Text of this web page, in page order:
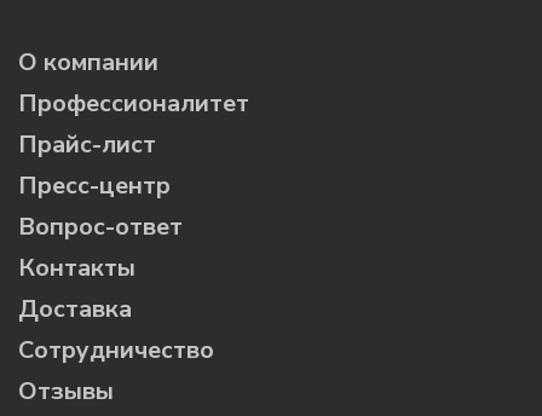
О компании
Профессионалитет
Прайс-лист
Пресс-центр
Вопрос-ответ
Контакты
Доставка
Сотрудничество
Отзывы